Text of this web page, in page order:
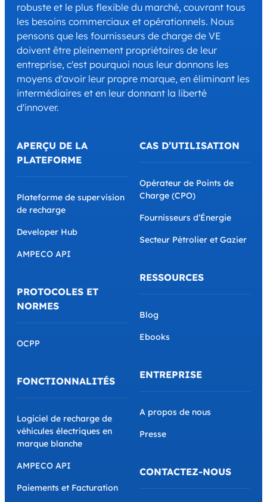
robuste et le plus flexible du marché, couvrant tous
les besoins commerciaux et opérationnels. Nous
pensons que les fournisseurs de charge de VE
doivent être pleinement propriétaires de leur
entreprise, c'est pourquoi nous leur donnons les
moyens d'avoir leur propre marque, en éliminant les
intermédiaires et en leur donnant la liberté
d'innover.
APERÇU DE LA
PLATEFORME
Plateforme de supervision
de recharge
Developer Hub
AMPECO API
PROTOCOLES ET
NORMES
OCPP
FONCTIONNALITÉS
Logiciel de recharge de
véhicules électriques en
marque blanche
AMPECO API
Paiements et Facturation
CAS D’UTILISATION
Opérateur de Points de
Charge (CPO)
Fournisseurs d’Énergie
Secteur Pétrolier et Gazier
RESSOURCES
Blog
Ebooks
ENTREPRISE
A propos de nous
Presse
CONTACTEZ-NOUS